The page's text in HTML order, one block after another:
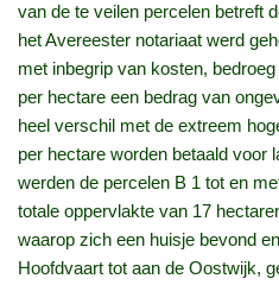
van de te veilen percelen betreft
het Avereester notariaat werd
met inbegrip van kosten,
per hectare een bedrag van
heel verschil met de extreem
per hectare worden betaald voor
werden de percelen B 1 tot en
totale oppervlakte van 17
waarop zich een huisje bevond
Hoofdvaart tot aan de Oostwijk,